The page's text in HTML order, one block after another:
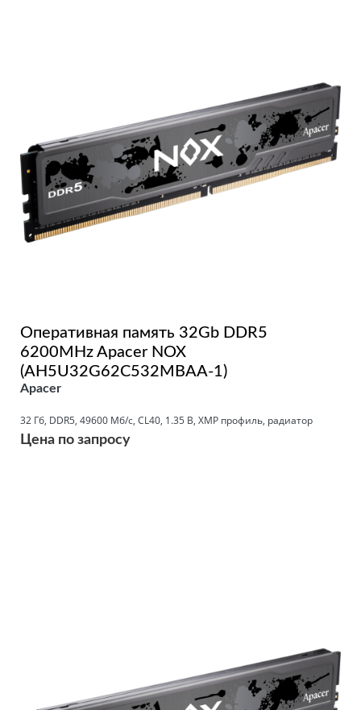
Оперативная память 32Gb DDR5
6200MHz Apacer NOX
(AH5U32G62C532MBAA-1)
Apacer
32 Гб, DDR5, 49600 Мб/с, CL40, 1.35 В, XMP профиль, радиатор
Цена по запросу